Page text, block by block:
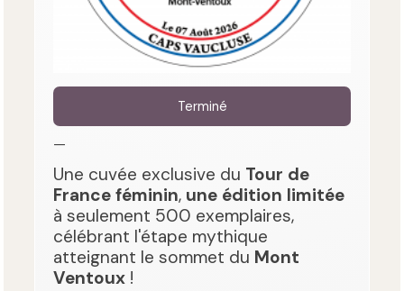
Terminé
—
Une cuvée exclusive du Tour de
France féminin, une édition limitée
à seulement 500 exemplaires,
célébrant l'étape mythique
atteignant le sommet du Mont
Ventoux !